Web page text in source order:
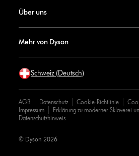
Über uns
Mehr von Dyson
Schweiz (Deutsch)
AGB Datenschutz Cookie-Richtlinie
Impressum
Erklärung zu moderner Sklaverei
Datenschutzhinweis
© Dyson 2026